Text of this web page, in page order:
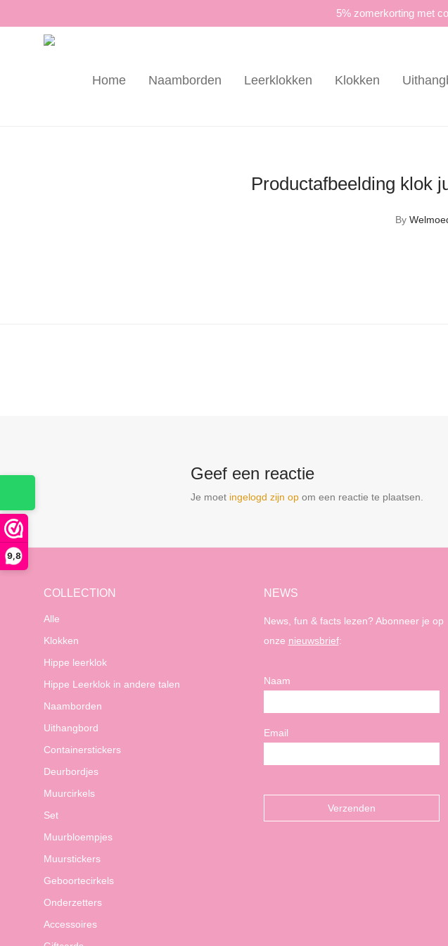
9,8
5% zomerkorting met
Home Naamborden Leerklokken Klokken
Productafbeelding klok
By
Geef een reactie
Je moet ingelogd zijn opom een reactie te plaatsen.
COLLECTION
Alle
Klokken
Hippe leerklok
Hippe Leerklok in andere talen
Naamborden
Uithangbord
Containerstickers
Deurbordjes
Muurcirkels
Set
Muurbloempjes
Muurstickers
Geboortecirkels
Onderzetters
Accessoires
NEWS
News, fun & facts lezen? Abonneer je op
onze nieuwsbrief:
Naam
Email